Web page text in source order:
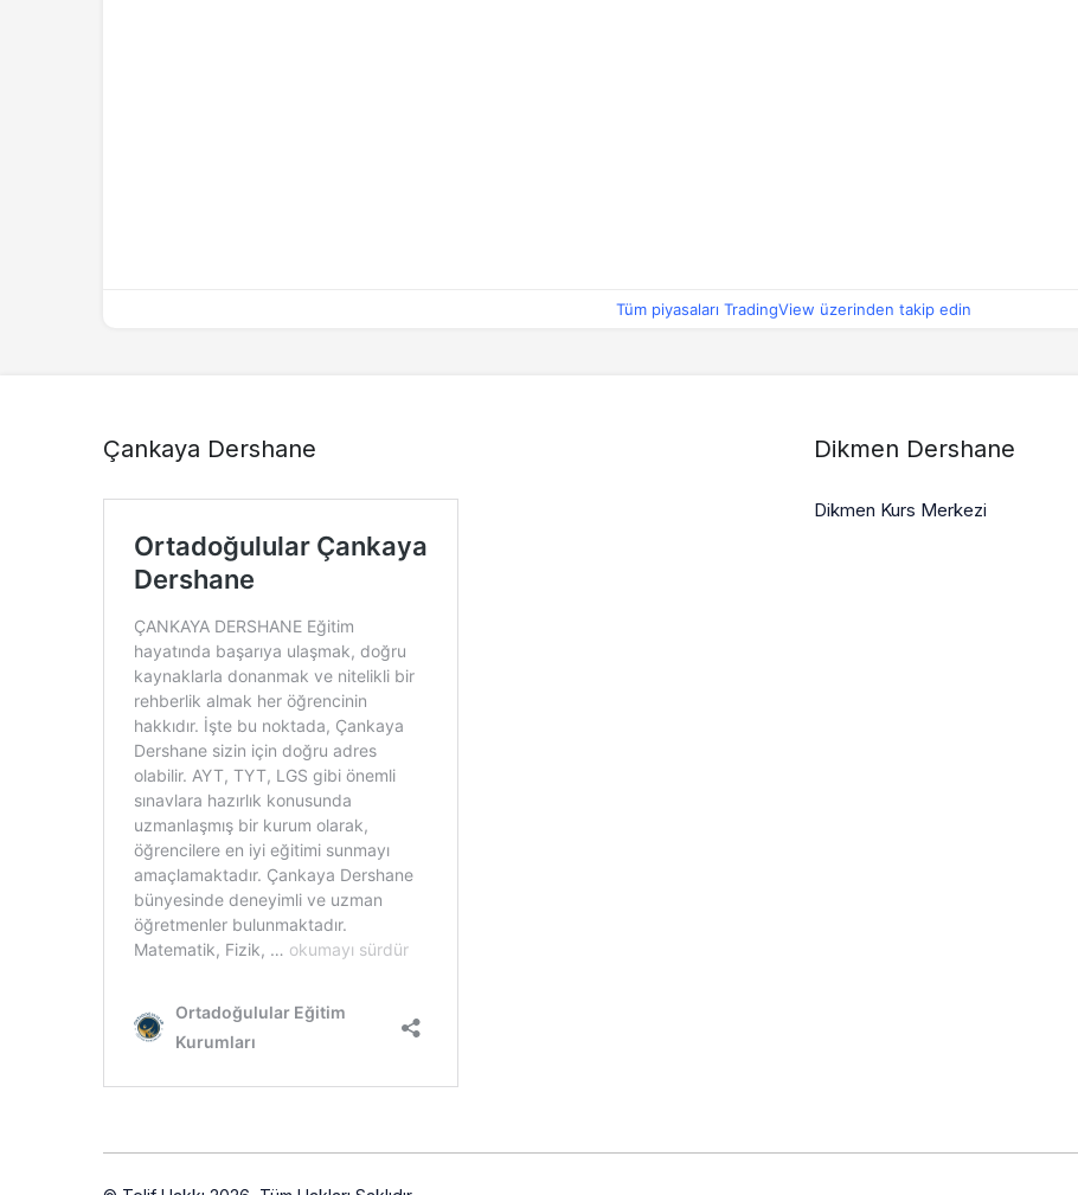
Tüm piyasaları TradingView üzerinden takip edin
Çankaya Dershane Dikmen Dershane
Dikmen Kurs Merkezi